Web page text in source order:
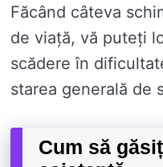
Făcând câteva
de viață, vă puteți
scădere în
starea generală de
Cum să